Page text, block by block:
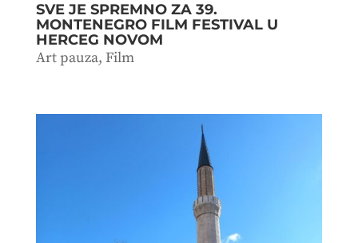
SVE JE SPREMNO ZA 39.
MONTENEGRO FILM FESTIVAL U
HERCEG NOVOM
Art pauza, Film